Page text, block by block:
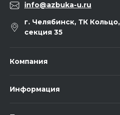
info@azbuka-u.ru
г. Челябинск, ТК
секция 35
Компания
Информация